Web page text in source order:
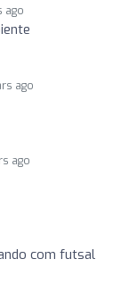
ago
ago
ago
com futsal